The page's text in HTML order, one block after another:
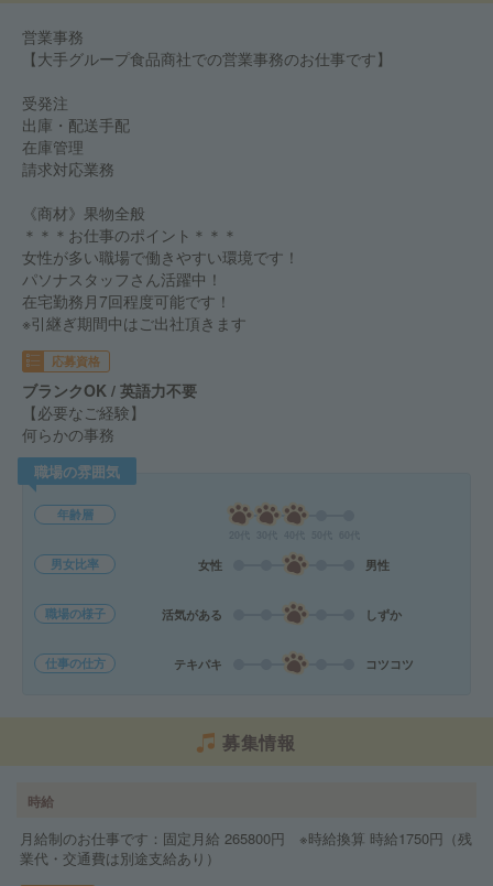
営業事務
【大手グループ食品商社での営業事務のお仕事です】
受発注
出庫・配送手配
在庫管理
請求対応業務
《商材》果物全般
＊＊＊お仕事のポイント＊＊＊
女性が多い職場で働きやすい環境です！
パソナスタッフさん活躍中！
在宅勤務月7回程度可能です！
※引継ぎ期間中はご出社頂きます
応募資格
ブランクOK / 英語力不要
【必要なご経験】
何らかの事務
職場の雰囲気
年齢層
男女比率 女性 男性
職場の様子 活気がある しずか
仕事の仕方 テキパキ コツコツ
募集情報
時給
月給制のお仕事です：固定月給 265800円 ※時給換算 時給1750円（残
業代・交通費は別途支給あり）